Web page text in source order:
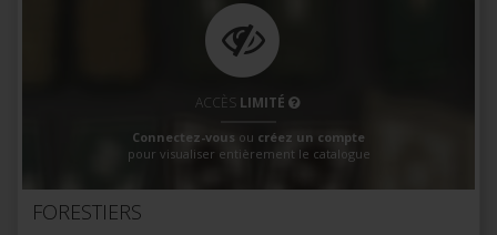
ACCÈS LIMITÉ
Connectez-vous ou créez un compte
pour visualiser entièrement le catalogue
FORESTIERS